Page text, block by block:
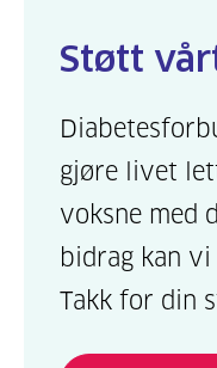
mobiler og
ber om at
hvordan
Støtt
gjøre livet
voksne med
bidrag kan
Takk for din